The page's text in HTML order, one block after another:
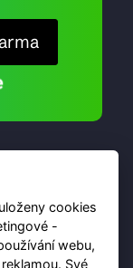
Jihlavy,
cookies
-
webu,
Své